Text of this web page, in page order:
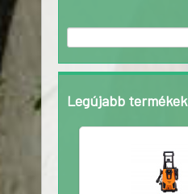
Legújabb termékek